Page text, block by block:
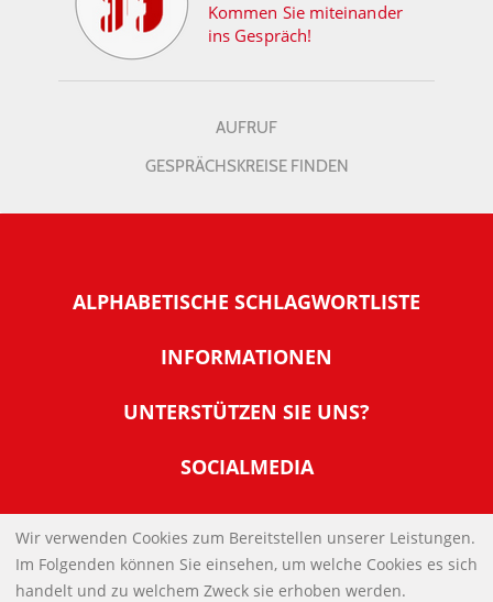
Kommen Sie miteinander
ins Gespräch!
AUFRUF
GESPRÄCHSKREISE FINDEN
ALPHABETISCHE SCHLAGWORTLISTE
INFORMATIONEN
Warum NachDenkSeiten
Tipps zur Nutzung der NachDenkSeiten
Banner und E-Mail-Signaturen
Links
Kontakt
UNTERSTÜTZEN SIE UNS?
Werden Sie Fördermitglied
Spenden Sie Online
SOCIALMEDIA
IMPRESSUM
DATENSCHUTZERKLÄRUNG
Wir verwenden Cookies zum Bereitstellen unserer Leistungen.
Im Folgenden können Sie einsehen, um welche Cookies es sich
handelt und zu welchem Zweck sie erhoben werden.